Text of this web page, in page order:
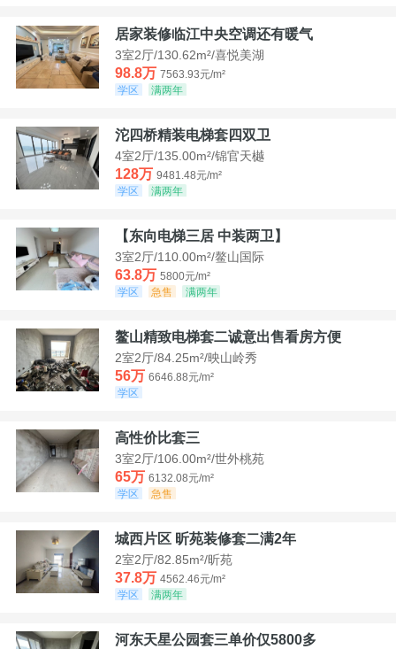
居家装修临江中央空调还有暖气
3室2厅/130.62m²/喜悦美湖
98.8万 7563.93元/m²
学区
满两年
沱四桥精装电梯套四双卫
4室2厅/135.00m²/锦官天樾
128万 9481.48元/m²
学区
满两年
【东向电梯三居 中装两卫】
3室2厅/110.00m²/鳌山国际
63.8万 5800元/m²
学区
急售 满两年
鳌山精致电梯套二诚意出售看房方便
2室2厅/84.25m²/映山岭秀
56万 6646.88元/m²
学区
高性价比套三
3室2厅/106.00m²/世外桃苑
65万 6132.08元/m²
学区
急售
城西片区 昕苑装修套二满2年
2室2厅/82.85m²/昕苑
37.8万 4562.46元/m²
学区
满两年
河东天星公园套三单价仅5800多